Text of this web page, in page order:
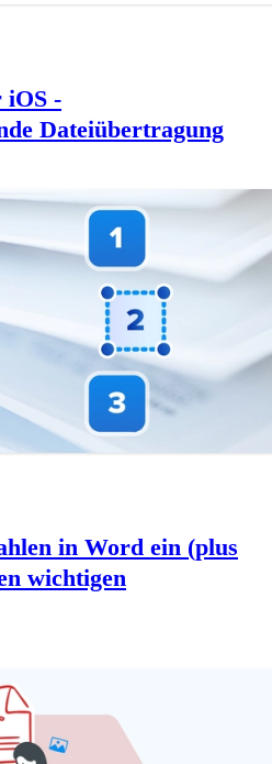
iOS -
Dateiübertragung
in Word ein (plus
wichtigen